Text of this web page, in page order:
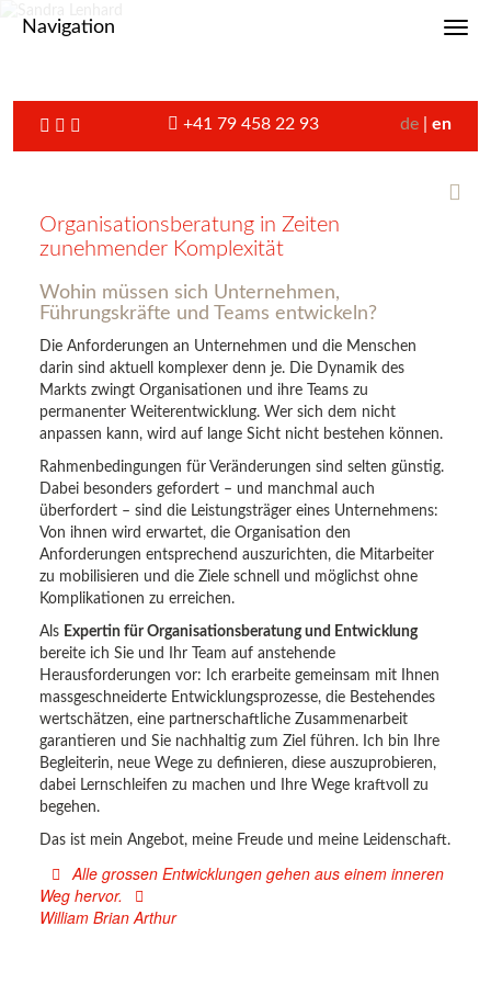
Navigation
+41 79 458 22 93 de en
Organisationsberatung in Zeiten
zunehmender Komplexität
Wohin müssen sich Unternehmen,
Führungskräfte und Teams entwickeln?
Die Anforderungen an Unternehmen und die Menschen
darin sind aktuell komplexer denn je. Die Dynamik des
Markts zwingt Organisationen und ihre Teams zu
permanenter Weiterentwicklung. Wer sich dem nicht
anpassen kann, wird auf lange Sicht nicht bestehen können.
Rahmenbedingungen für Veränderungen sind selten günstig.
Dabei besonders gefordert – und manchmal auch
überfordert – sind die Leistungsträger eines Unternehmens:
Von ihnen wird erwartet, die Organisation den
Anforderungen entsprechend auszurichten, die Mitarbeiter
zu mobilisieren und die Ziele schnell und möglichst ohne
Komplikationen zu erreichen.
Als Expertin für Organisationsberatung und Entwicklung
bereite ich Sie und Ihr Team auf anstehende
Herausforderungen vor: Ich erarbeite gemeinsam mit Ihnen
massgeschneiderte Entwicklungsprozesse, die Bestehendes
wertschätzen, eine partnerschaftliche Zusammenarbeit
garantieren und Sie nachhaltig zum Ziel führen. Ich bin Ihre
Begleiterin, neue Wege zu definieren, diese auszuprobieren,
dabei Lernschleifen zu machen und Ihre Wege kraftvoll zu
begehen.
Das ist mein Angebot, meine Freude und meine Leidenschaft.
Alle grossen Entwicklungen gehen aus einem inneren
Weg hervor.
William Brian Arthur